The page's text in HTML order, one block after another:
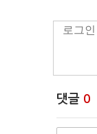
댓글 0